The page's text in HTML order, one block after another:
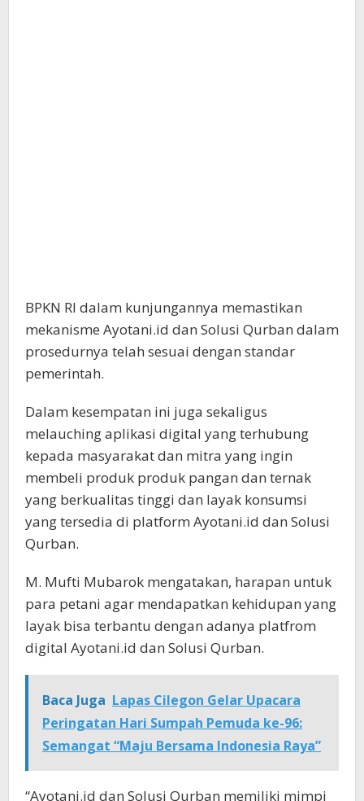
BPKN RI dalam kunjungannya memastikan
mekanisme Ayotani.id dan Solusi Qurban dalam
prosedurnya telah sesuai dengan standar
pemerintah.
Dalam kesempatan ini juga sekaligus
melauching aplikasi digital yang terhubung
kepada masyarakat dan mitra yang ingin
membeli produk produk pangan dan ternak
yang berkualitas tinggi dan layak konsumsi
yang tersedia di platform Ayotani.id dan Solusi
Qurban.
M. Mufti Mubarok mengatakan, harapan untuk
para petani agar mendapatkan kehidupan yang
layak bisa terbantu dengan adanya platfrom
digital Ayotani.id dan Solusi Qurban.
Baca Juga Lapas Cilegon Gelar Upacara
Peringatan Hari Sumpah Pemuda ke-96:
Semangat “Maju Bersama Indonesia Raya”
“Ayotani.id dan Solusi Qurban memiliki mimpi